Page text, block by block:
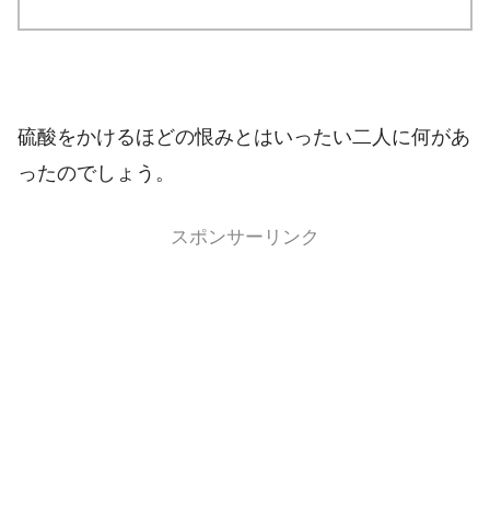
硫酸をかけるほどの恨みとはいったい二人に何があ
ったのでしょう。
スポンサーリンク